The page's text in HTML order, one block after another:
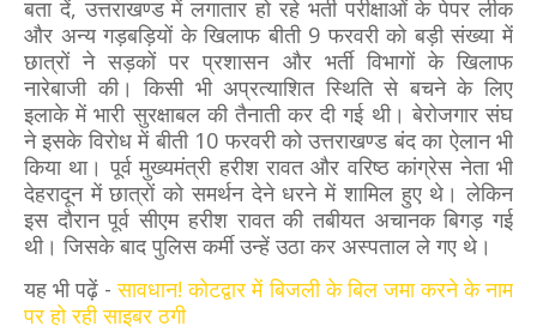
बता दें, उत्तराखण्ड में लगातार हो रहे भर्ती परीक्षाओं के पेपर लीक
और अन्‍य गड़बड़‍ियों के खिलाफ बीती 9 फरवरी को बड़ी संख्‍या में
छात्रों ने सड़कों पर प्रशासन और भर्ती विभागों के खिलाफ
नारेबाजी की। किसी भी अप्रत्‍याशित स्थिति से बचने के लिए
इलाके में भारी सुरक्षाबल की तैनाती कर दी गई थी। बेरोजगार संघ
ने इसके विरोध में बीती 10 फरवरी को उत्तराखण्ड बंद का ऐलान भी
किया था। पूर्व मुख्यमंत्री हरीश रावत और वरिष्ठ कांग्रेस नेता भी
देहरादून में छात्रों को समर्थन देने धरने में शामिल हुए थे। लेकिन
इस दौरान पूर्व सीएम हरीश रावत की तबीयत अचानक बिगड़ गई
थी। जिसके बाद पुलिस कर्मी उन्हें उठा कर अस्पताल ले गए थे।
यह भी पढ़ें - सावधान! कोटद्वार में बिजली के बिल जमा करने के नाम
पर हो रही साइबर ठगी